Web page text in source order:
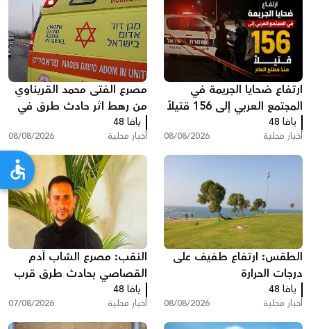
ارتفاع ضحايا الجريمة في
المجتمع العربي إلى 156 قتيلاً
منذ مطلع العام
يافا 48
أخبار محلية 08/08/2026
مصرع الفتى محمد القريناوي
من رهط اثر حادث طرق في
عرعرة النقب
يافا 48
أخبار محلية 08/08/2026
الطقس: ارتفاع طفيف على
درجات الحرارة
يافا 48
أخبار محلية 08/08/2026
النقب: مصرع الشاب آدم
القصاصي بحادث طرق قرب
حورة
يافا 48
أخبار محلية 07/08/2026